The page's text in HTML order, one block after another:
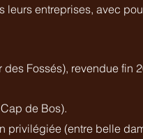
entreprises, avec
Fossés), revendue fin
de Bos).
privilégiée (entre belle